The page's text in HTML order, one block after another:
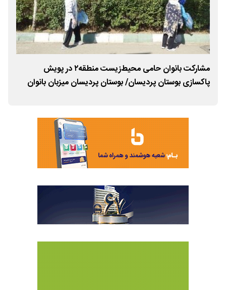
مشارکت بانوان حامی محیط‌زیست منطقه۲ در پویش
پاکسازی بوستان پردیسان/ بوستان پردیسان میزبان بانوان